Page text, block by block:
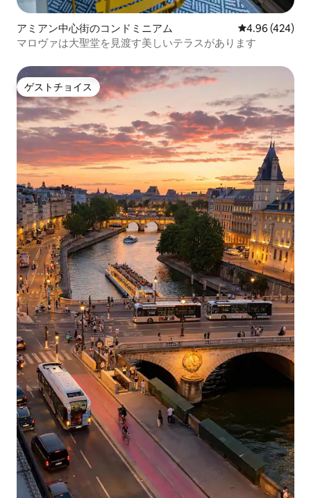
アミアン中心街のコンドミニアム レビュー424
4.96 (424)
マロヴァは大聖堂を見渡す美しいテラスがあります
ゲストチョイス
ゲストチョイス